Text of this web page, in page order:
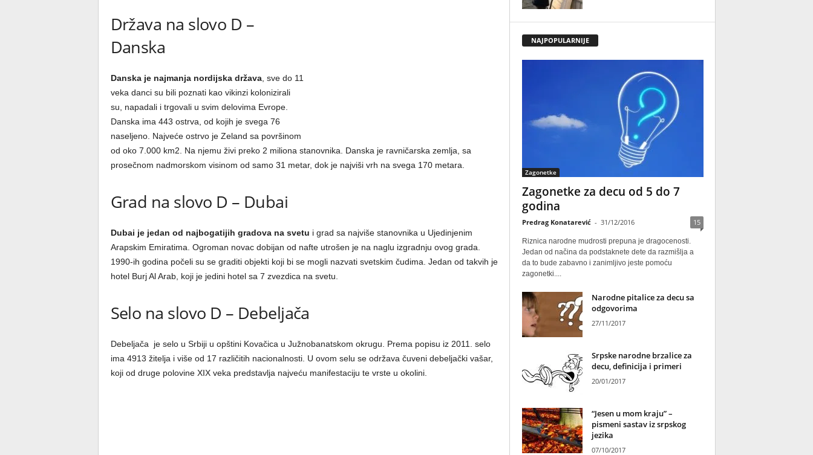
Država na slovo D –
Danska
Danska je najmanja nordijska država, sve do 11
veka danci su bili poznati kao vikinzi kolonizirali
su, napadali i trgovali u svim delovima Evrope.
Danska ima 443 ostrva, od kojih je svega 76
naseljeno. Najveće ostrvo je Zeland sa površinom
od oko 7.000 km2. Na njemu živi preko 2 miliona stanovnika. Danska je ravničarska zemlja, sa
prosečnom nadmorskom visinom od samo 31 metar, dok je najviši vrh na svega 170 metara.
Grad na slovo D – Dubai
Dubai je jedan od najbogatijih gradova na svetu i grad sa najviše stanovnika u Ujedinjenim
Arapskim Emiratima. Ogroman novac dobijan od nafte utrošen je na naglu izgradnju ovog grada.
1990-ih godina počeli su se graditi objekti koji bi se mogli nazvati svetskim čudima. Jedan od takvih je
hotel Burj Al Arab, koji je jedini hotel sa 7 zvezdica na svetu.
Selo na slovo D – Debeljača
Debeljača je selo u Srbiji u opštini Kovačica u Južnobanatskom okrugu. Prema popisu iz 2011. selo
ima 4913 žitelja i više od 17 različitih nacionalnosti. U ovom selu se održava čuveni debeljački vašar,
koji od druge polovine XIX veka predstavlja najveću manifestaciju te vrste u okolini.
NAJPOPULARNIJE
Zagonetke
Zagonetke za decu od 5 do 7
godina
Predrag Konatarević - 31/12/2016 15
Riznica narodne mudrosti prepuna je dragocenosti.
Jedan od načina da podstaknete dete da razmišlja a
da to bude zabavno i zanimljivo jeste pomoću
zagonetki....
Narodne pitalice za decu sa
odgovorima
27/11/2017
Srpske narodne brzalice za
decu, definicija i primeri
20/01/2017
“Jesen u mom kraju” –
pismeni sastav iz srpskog
jezika
07/10/2017